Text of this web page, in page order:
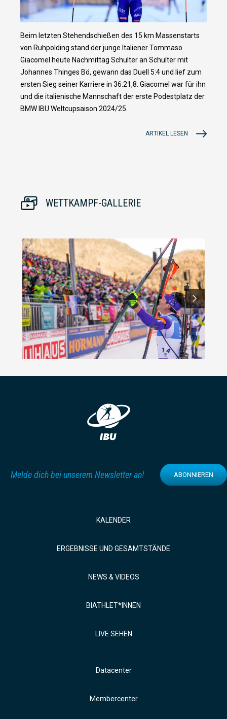
Beim letzten Stehendschießen des 15 km Massenstarts
von Ruhpolding stand der junge Italiener Tommaso
Giacomel heute Nachmittag Schulter an Schulter mit
Johannes Thinges Bö, gewann das Duell 5:4 und lief zum
ersten Sieg seiner Karriere in 36:21,8. Giacomel war für ihn
und die italienische Mannschaft der erste Podestplatz der
BMW IBU Weltcupsaison 2024/25.
ARTIKEL LESEN
WETTKAMPF-GALLERIE
Melde dich bei unserem Newsletter an! ABONNIEREN
KALENDER
ERGEBNISSE UND GESAMTSTÄNDE
NEWS & VIDEOS
BIATHLET*INNEN
LIVE SEHEN
Datacenter
Membercenter